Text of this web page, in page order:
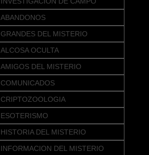
ABANDONOS
GRANDES DEL MISTERIO
ALCOSA OCULTA
AMIGOS DEL MISTERIO
COMUNICADOS
CRIPTOZOOLOGIA
ESOTERISMO
HISTORIA DEL MISTERIO
INFORMACION DEL MISTERIO